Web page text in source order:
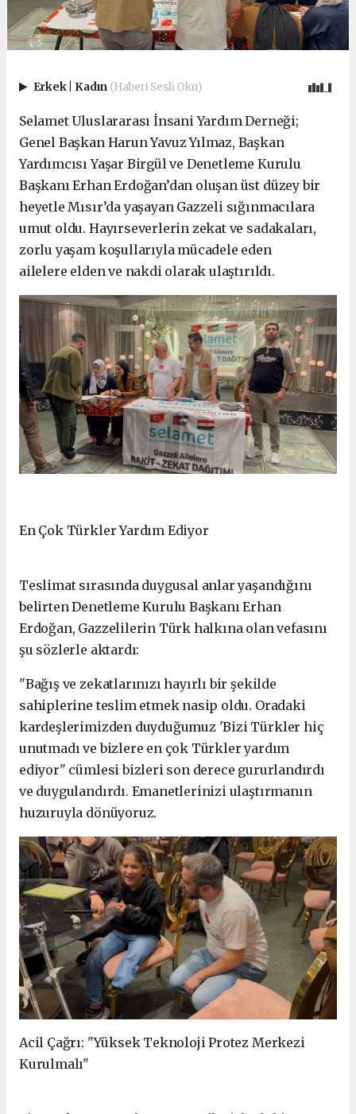
Erkek Kadın (Haberi Sesli Oku)
Selamet Uluslararası İnsani Yardım Derneği;
Genel Başkan Harun Yavuz Yılmaz, Başkan
Yardımcısı Yaşar Birgül ve Denetleme Kurulu
Başkanı Erhan Erdoğan’dan oluşan üst düzey bir
heyetle Mısır’da yaşayan Gazzeli sığınmacılara
umut oldu. Hayırseverlerin zekat ve sadakaları,
zorlu yaşam koşullarıyla mücadele eden
ailelere elden ve nakdi olarak ulaştırıldı.
En Çok Türkler Yardım Ediyor
Teslimat sırasında duygusal anlar yaşandığını
belirten Denetleme Kurulu Başkanı Erhan
Erdoğan, Gazzelilerin Türk halkına olan vefasını
şu sözlerle aktardı:
"Bağış ve zekatlarınızı hayırlı bir şekilde
sahiplerine teslim etmek nasip oldu. Oradaki
kardeşlerimizden duyduğumuz 'Bizi Türkler hiç
unutmadı ve bizlere en çok Türkler yardım
ediyor" cümlesi bizleri son derece gururlandırdı
ve duygulandırdı. Emanetlerinizi ulaştırmanın
huzuruyla dönüyoruz.
Acil Çağrı: "Yüksek Teknoloji Protez Merkezi
Kurulmalı"